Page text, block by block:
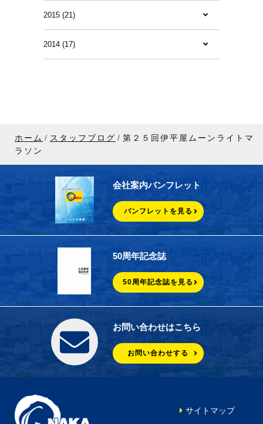
2015 (21)
2014 (17)
ホーム スタッフブログ
第２５回伊平屋ムーンライトマ
ラソン
会社案内パンフレット
パンフレットを見る
50周年記念誌
50周年記念誌を見る
お問い合わせはこちら
お問い合わせする
サイトマップ